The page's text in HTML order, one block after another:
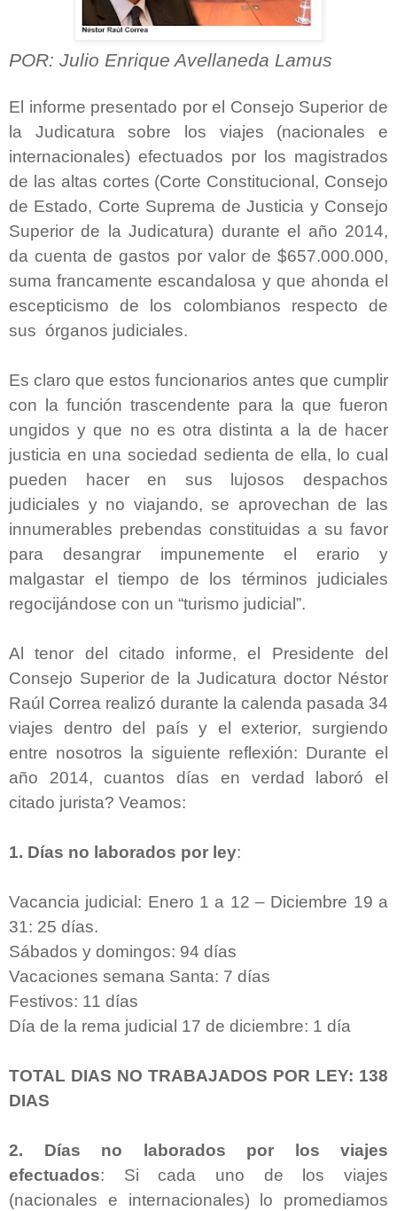
POR: Julio Enrique Avellaneda Lamus
El informe presentado por el Consejo Superior de
la Judicatura sobre los viajes (nacionales e
internacionales) efectuados por los magistrados
de las altas cortes (Corte Constitucional, Consejo
de Estado, Corte Suprema de Justicia y Consejo
Superior de la Judicatura) durante el año 2014,
da cuenta de gastos por valor de $657.000.000,
suma francamente escandalosa y que ahonda el
escepticismo de los colombianos respecto de
sus órganos judiciales.
Es claro que estos funcionarios antes que cumplir
con la función trascendente para la que fueron
ungidos y que no es otra distinta a la de hacer
justicia en una sociedad sedienta de ella, lo cual
pueden hacer en sus lujosos despachos
judiciales y no viajando, se aprovechan de las
innumerables prebendas constituidas a su favor
para desangrar impunemente el erario y
malgastar el tiempo de los términos judiciales
regocijándose con un “turismo judicial”.
Al tenor del citado informe, el Presidente del
Consejo Superior de la Judicatura doctor Néstor
Raúl Correa realizó durante la calenda pasada 34
viajes dentro del país y el exterior, surgiendo
entre nosotros la siguiente reflexión: Durante el
año 2014, cuantos días en verdad laboró el
citado jurista? Veamos:
1. Días no laborados por ley:
Vacancia judicial: Enero 1 a 12 – Diciembre 19 a
31: 25 días.
Sábados y domingos: 94 días
Vacaciones semana Santa: 7 días
Festivos: 11 días
Día de la rema judicial 17 de diciembre: 1 día
TOTAL DIAS NO TRABAJADOS POR LEY: 138
DIAS
2. Días no laborados por los viajes
efectuados: Si cada uno de los viajes
(nacionales e internacionales) lo promediamos